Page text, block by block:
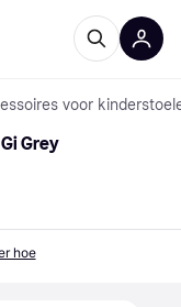
voor
Grey
hoe